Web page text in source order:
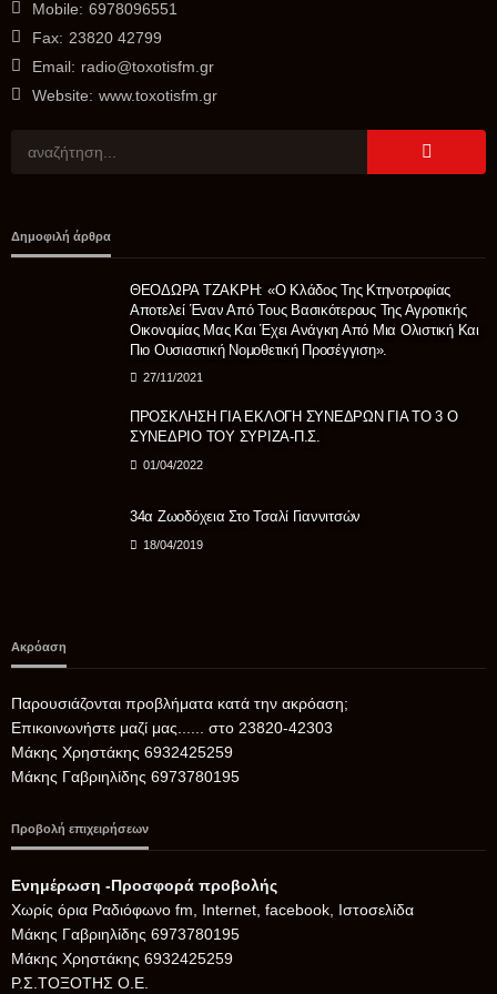
Θανάσης Καββαδάς: Θωρακίζεται όλη η χώρα απέναντι
στις επιζωοτίες 12,5 εκατ. ευρώ επί πλέον στις 13
Mobile: 6978096551
Fax: 23820 42799
Email: radio@toxotisfm.gr
Website: www.toxotisfm.gr
Δημοφιλή άρθρα
ΘΕΟΔΩΡΑ ΤΖΑΚΡΗ: «Ο Κλάδος Της Κτηνοτροφίας
Αποτελεί Έναν Από Τους Βασικότερους Της Αγροτικής
Οικονομίας Μας Και Έχει Ανάγκη Από Μια Ολιστική Και
Πιο Ουσιαστική Νομοθετική Προσέγγιση».
27/11/2021
ΠΡΟΣΚΛΗΣΗ ΓΙΑ ΕΚΛΟΓΗ ΣΥΝΕΔΡΩΝ ΓΙΑ ΤΟ 3 Ο
ΣΥΝΕΔΡΙΟ ΤΟΥ ΣΥΡΙΖΑ-Π.Σ.
01/04/2022
34α Ζωοδόχεια Στο Τσαλί Γιαννιτσών
18/04/2019
Ακρόαση
Παρουσιάζονται προβλήματα κατά την ακρόαση;
Επικοινωνήστε μαζί μας...... στο 23820-42303
Μάκης Χρηστάκης 6932425259
Μάκης Γαβριηλίδης 6973780195
Προβολή επιχειρήσεων
Ενημέρωση -Προσφορά προβολής
Xωρίς όρια Ραδιόφωνο fm, Internet, facebook, Ιστοσελίδα
Μάκης Γαβριηλίδης 6973780195
Μάκης Χρηστάκης 6932425259
Ρ.Σ.ΤΟΞΟΤΗΣ Ο.Ε.